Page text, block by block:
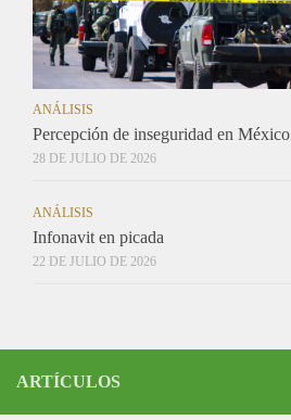
ANÁLISIS
Percepción de inseguridad en México
28 DE JULIO DE 2026
ANÁLISIS
Infonavit en picada
22 DE JULIO DE 2026
ARTÍCULOS